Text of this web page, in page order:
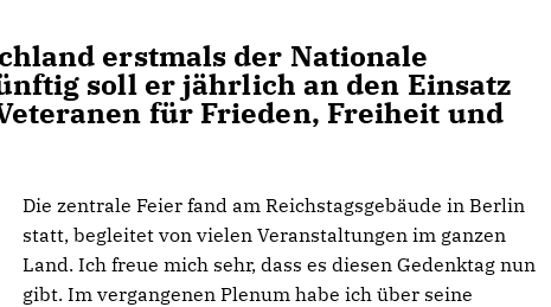
erstmals der Nationale
soll er jährlich an den Einsatz
für Frieden, Freiheit und
Die zentrale Feier fand am Reichstagsgebäude in Berlin
statt, begleitet von vielen Veranstaltungen im ganzen
Land. Ich freue mich sehr, dass es diesen Gedenktag nun
gibt. Im vergangenen Plenum habe ich über seine